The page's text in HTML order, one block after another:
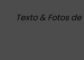
Texto & Fotos